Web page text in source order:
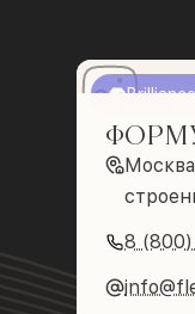
Brilliance
8